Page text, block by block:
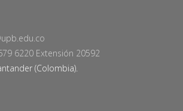
6220 Extensión 20592
(Colombia).